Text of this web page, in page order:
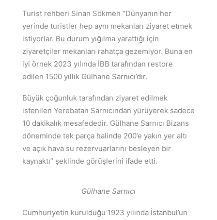
Turist rehberi Sinan Sökmen “Dünyanın her
yerinde turistler hep aynı mekanları ziyaret etmek
istiyorlar. Bu durum yığılma yarattığı için
ziyaretçiler mekanları rahatça gezemiyor. Buna en
iyi örnek 2023 yılında İBB tarafından restore
edilen 1500 yıllık Gülhane Sarnıcı’dır.
Büyük çoğunluk tarafından ziyaret edilmek
istenilen Yerebatan Sarnıcından yürüyerek sadece
10 dakikalık mesafededir. Gülhane Sarnıcı Bizans
döneminde tek parça halinde 200’e yakın yer altı
ve açık hava su rezervuarlarını besleyen bir
kaynaktı” şeklinde görüşlerini ifade etti.
Gülhane Sarnıcı
Cumhuriyetin kurulduğu 1923 yılında İstanbul’un